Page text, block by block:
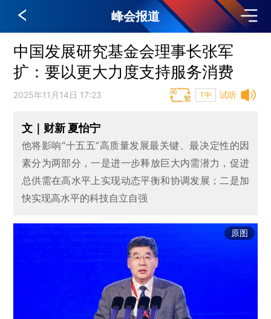
峰会报道
中国发展研究基金会理事长张军
扩：要以更大力度支持服务消费
试听
2025年11月14日 17:23 T中
文｜财新 夏怡宁
他将影响“十五五”高质量发展最关键、最决定性的因
素分为两部分，一是进一步释放巨大内需潜力，促进
总供需在高水平上实现动态平衡和协调发展；二是加
快实现高水平的科技自立自强
原图